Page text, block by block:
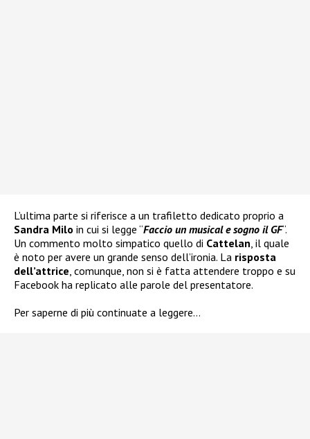
L’ultima parte si riferisce a un trafiletto dedicato proprio a
Sandra Milo in cui si legge “Faccio un musical e sogno il GF“.
Un commento molto simpatico quello di Cattelan , il quale
è noto per avere un grande senso dell’ironia. La risposta
dell’attrice , comunque, non si è fatta attendere troppo e su
Facebook ha replicato alle parole del presentatore.
Per saperne di più continuate a leggere…